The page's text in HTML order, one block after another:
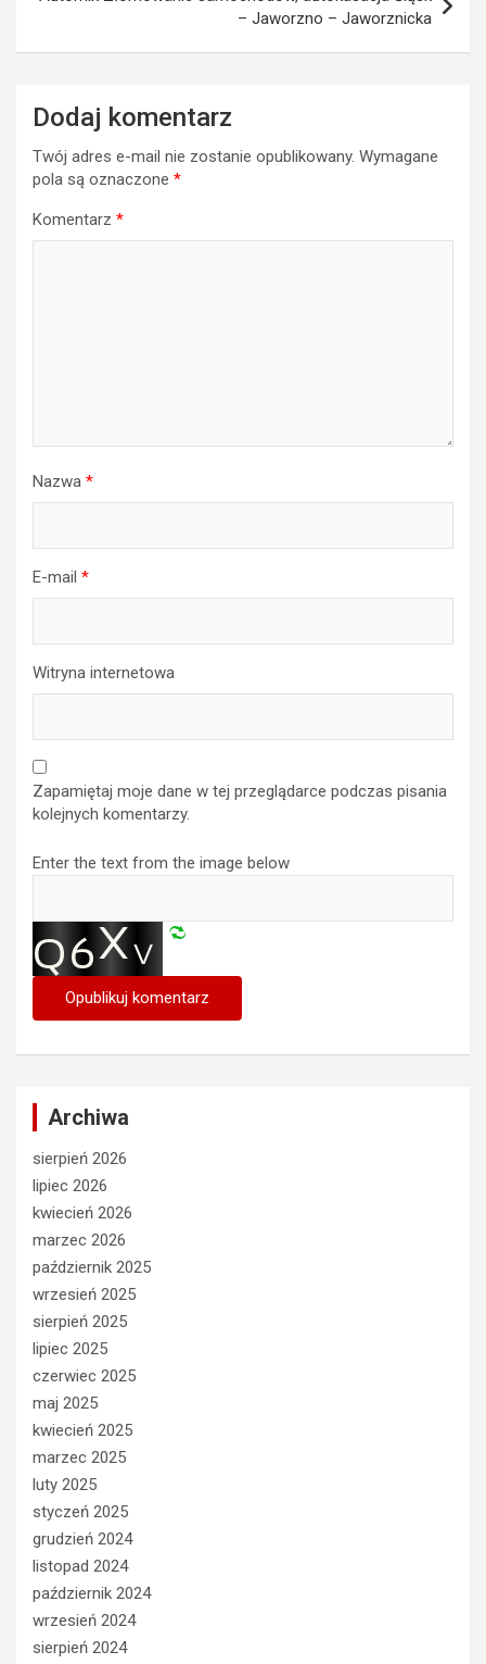
– Jaworzno – Jaworznicka
Dodaj komentarz
Twój adres e-mail nie zostanie opublikowany. Wymagane
pola są oznaczone *
Komentarz *
Nazwa *
E-mail *
Witryna internetowa
Zapamiętaj moje dane w tej przeglądarce podczas pisania
kolejnych komentarzy.
Enter the text from the image below
Archiwa
sierpień 2026
lipiec 2026
kwiecień 2026
marzec 2026
październik 2025
wrzesień 2025
sierpień 2025
lipiec 2025
czerwiec 2025
maj 2025
kwiecień 2025
marzec 2025
luty 2025
styczeń 2025
grudzień 2024
listopad 2024
październik 2024
wrzesień 2024
sierpień 2024